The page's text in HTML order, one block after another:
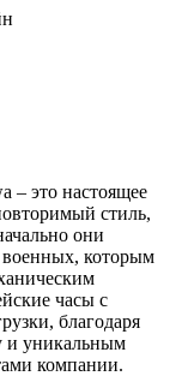
– это настоящее
стиль,
они
которым
часы с
благодаря
и уникальным
компании.